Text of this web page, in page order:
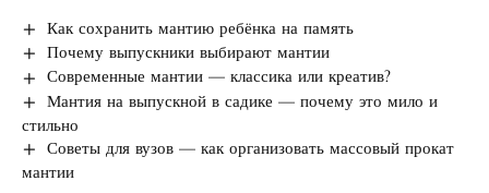
Как сохранить мантию ребёнка на память
Почему выпускники выбирают мантии
Современные мантии — классика или креатив?
Мантия на выпускной в садике — почему это мило и
стильно
Советы для вузов — как организовать массовый прокат
мантии